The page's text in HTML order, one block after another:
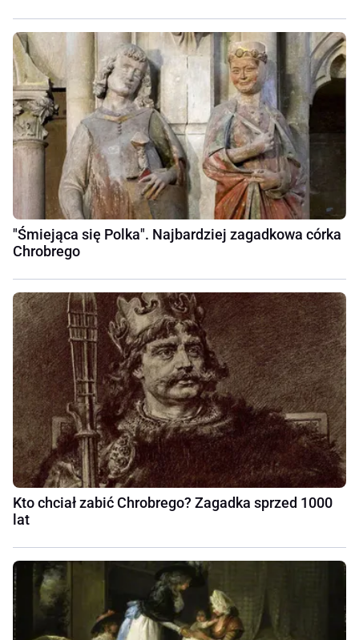
"Śmiejąca się Polka". Najbardziej zagadkowa córka
Chrobrego
Kto chciał zabić Chrobrego? Zagadka sprzed 1000
lat